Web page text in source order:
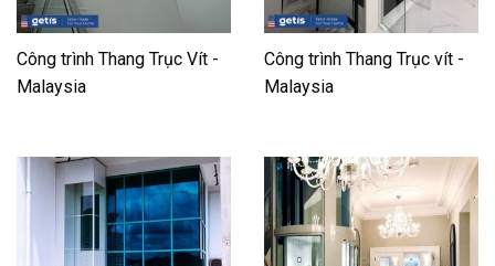
Công trình Thang Trục Vít -
Malaysia
Công trình Thang Trục vít -
Malaysia